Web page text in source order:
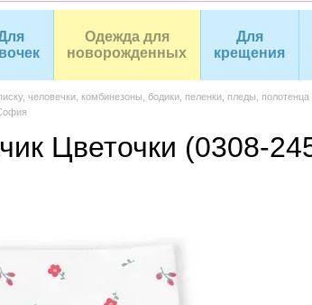
Одежда для
новорожденных
Для
крещения
человечки, комбинезоны, бодики, пеленки, пледы,
Цветочки (0308-